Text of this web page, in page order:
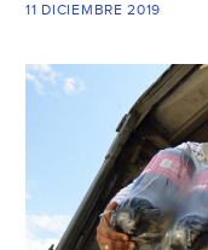
11 DICIEMBRE 2019